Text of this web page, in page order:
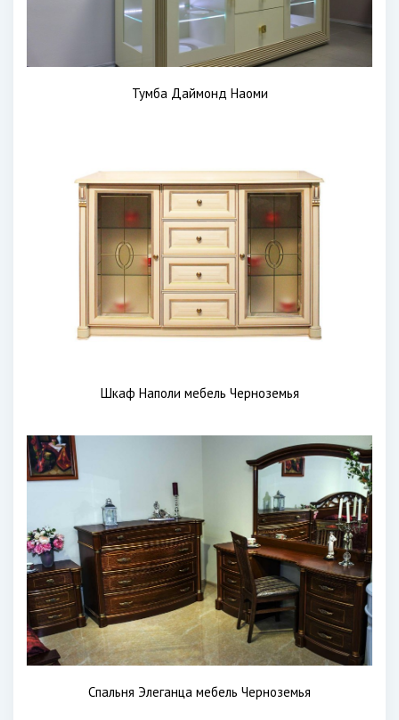
Тумба Даймонд Наоми
Шкаф Наполи мебель Черноземья
Спальня Элеганца мебель Черноземья